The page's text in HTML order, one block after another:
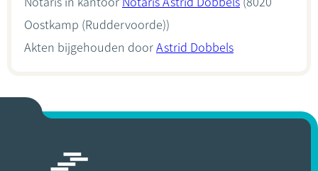
Oostkamp (Ruddervoorde))
Akten bijgehouden doorAstrid Dobbels